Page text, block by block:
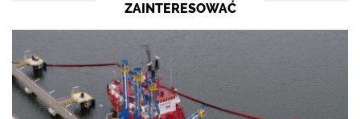
ZAINTERESOWAĆ